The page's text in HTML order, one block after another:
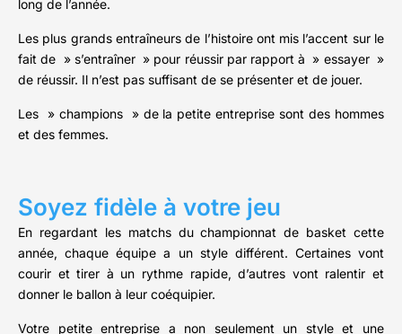
long de l’année.
Les plus grands entraîneurs de l’histoire ont mis l’accent sur le
fait de » s’entraîner » pour réussir par rapport à » essayer »
de réussir. Il n’est pas suffisant de se présenter et de jouer.
Les » champions » de la petite entreprise sont des hommes
et des femmes.
Soyez fidèle à votre jeu
En regardant les matchs du championnat de basket cette
année, chaque équipe a un style différent. Certaines vont
courir et tirer à un rythme rapide, d’autres vont ralentir et
donner le ballon à leur coéquipier.
Votre petite entreprise a non seulement un style et une